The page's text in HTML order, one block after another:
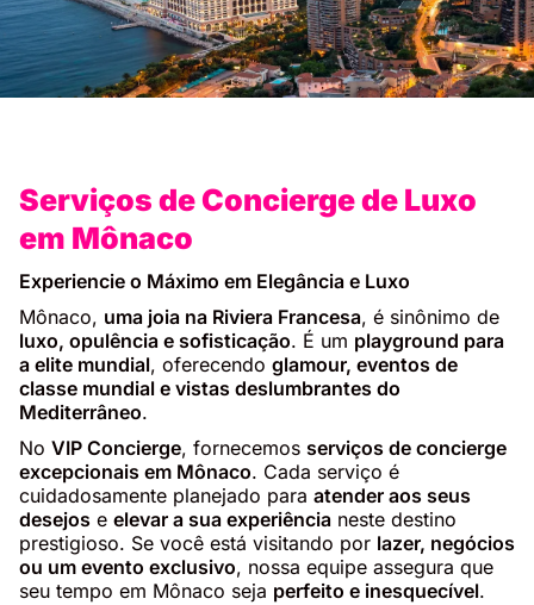
Serviços de Concierge de Luxo
em Mônaco
Experiencie o Máximo em Elegância e Luxo
Mônaco, uma joia na Riviera Francesa, é sinônimo de
luxo, opulência e sofisticação. É um playground para
a elite mundial, oferecendo glamour, eventos de
classe mundial e vistas deslumbrantes do
Mediterrâneo.
No VIP Concierge, fornecemos serviços de concierge
excepcionais em Mônaco. Cada serviço é
cuidadosamente planejado para atender aos seus
desejos e elevar a sua experiência neste destino
prestigioso. Se você está visitando por lazer, negócios
ou um evento exclusivo, nossa equipe assegura que
seu tempo em Mônaco seja perfeito e inesquecível.